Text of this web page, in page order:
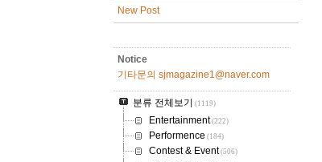
New Post
Notice
기타문의 sjmagazine1@naver.com
분류 전체보기 (1119)
Entertainment(222)
Performence (184)
Contest & Event(506)